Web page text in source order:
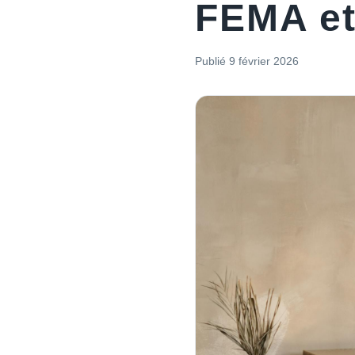
FEMA
Publié 9 février 2026